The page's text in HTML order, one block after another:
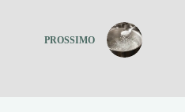
PROSSIMO